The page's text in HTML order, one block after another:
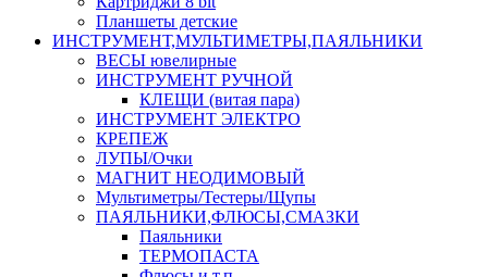
Планшеты детские
ИНСТРУМЕНТ,МУЛЬТИМЕТРЫ,ПАЯЛЬНИКИ
ВЕСЫ ювелирные
ИНСТРУМЕНТ РУЧНОЙ
КЛЕЩИ (витая пара)
ИНСТРУМЕНТ ЭЛЕКТРО
КРЕПЕЖ
ЛУПЫ/Очки
МАГНИТ НЕОДИМОВЫЙ
Мультиметры/Тестеры/Щупы
ПАЯЛЬНИКИ,ФЛЮСЫ,СМАЗКИ
Паяльники
ТЕРМОПАСТА